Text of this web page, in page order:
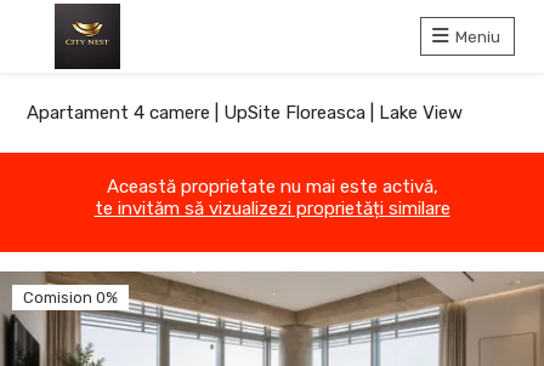
Meniu
Apartament 4 camere | UpSite Floreasca | Lake View
Această proprietate nu mai este activă,
te invităm să vizualizezi proprietăți similare
Comision 0%